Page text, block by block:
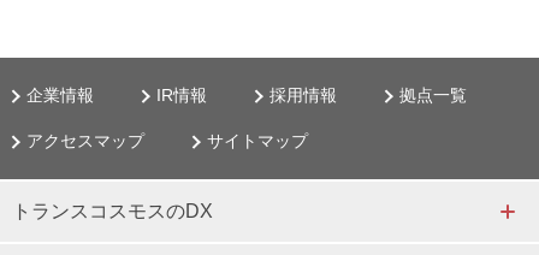
企業情報 IR情報 採用情報 拠点一覧
アクセスマップ サイトマップ
トランスコスモスのDX